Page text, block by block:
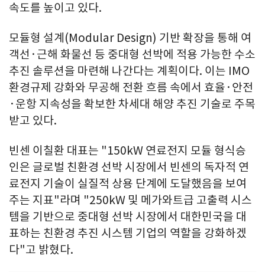
속도를 높이고 있다.
모듈형 설계(Modular Design) 기반 확장을 통해 여
객선·근해 화물선 등 중대형 선박에 적용 가능한 수소
추진 솔루션을 마련해 나간다는 계획이다. 이는 IMO
환경규제 강화와 무공해 전환 흐름 속에서 효율·안전
·운항 지속성을 확보한 차세대 해양 추진 기술로 주목
받고 있다.
빈센 이칠환 대표는 "150kW 연료전지 모듈 형식승
인은 글로벌 친환경 선박 시장에서 빈센의 독자적 연
료전지 기술이 실질적 상용 단계에 도달했음을 보여
주는 지표"라며 "250kW 및 메가와트급 고출력 시스
템을 기반으로 중대형 선박 시장에서 대한민국을 대
표하는 친환경 추진 시스템 기업의 역할을 강화하겠
다"고 밝혔다.